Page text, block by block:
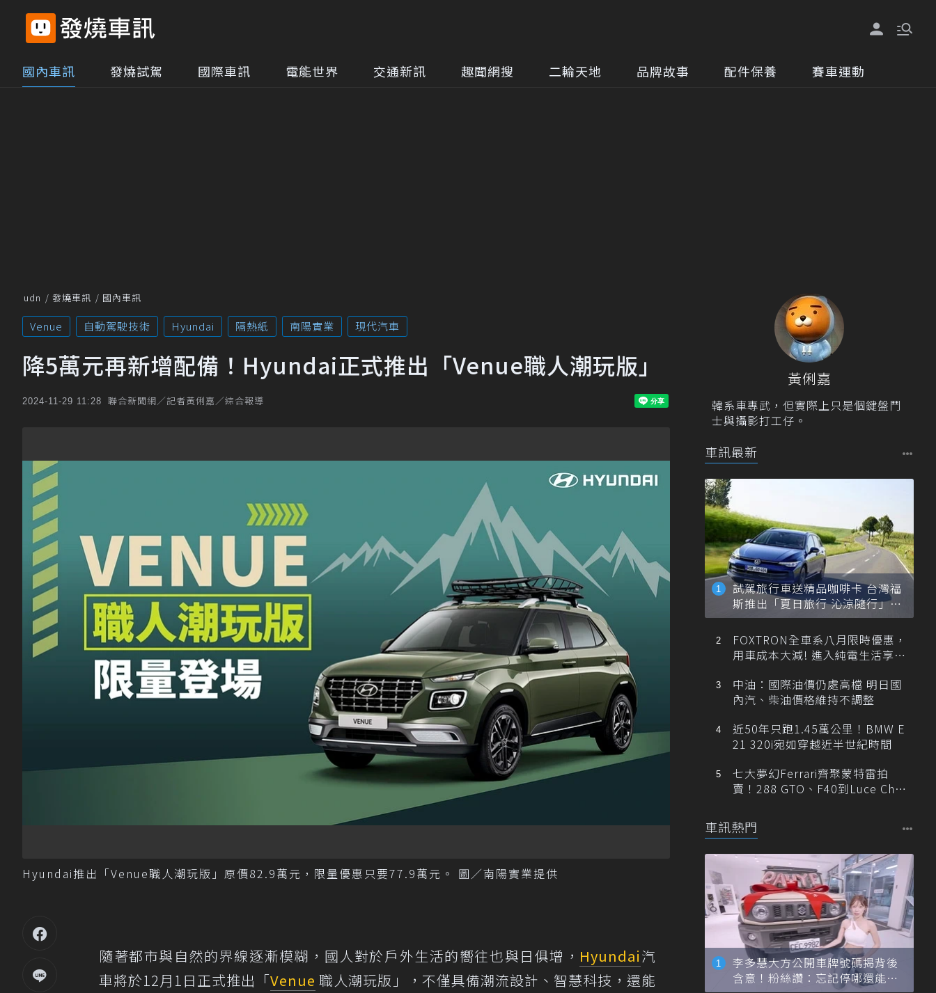
國內車訊 發燒試駕 國際車訊 電能世界 交通新訊 趣聞網搜 二輪天地 品牌故事 配件保養 賽車運動
udn 發燒車訊 國內車訊
Venue 自動駕駛技術 Hyundai 隔熱紙 南陽實業 現代汽車
降5萬元再新增配備！Hyundai正式推出「Venue職人潮玩版」
2024-11-29 11:28 聯合新聞網／記者黃俐嘉／綜合報導
Hyundai推出「Venue職人潮玩版」原價82.9萬元，限量優惠只要77.9萬元。 圖／南陽實業提供
隨著都市與自然的界線逐漸模糊，國人對於戶外生活的嚮往也與日俱增， Hyundai汽
車將於12月1日正式推出「Venue 職人潮玩版」，不僅具備潮流設計、智慧科技，還能
黃俐嘉
韓系車專武，但實際上只是個鍵盤鬥
士與攝影打工仔。
車訊最新
試駕旅行車送精品咖啡卡 台灣福
斯推出「夏日旅行 沁涼隨行」活
動
FOXTRON全車系八月限時優惠，
用車成本大減! 進入純電生活享
中油：國際油價仍處高檔 明日國
內汽、柴油價格維持不調整
近50年只跑1.45萬公里！BMW E
21 320i宛如穿越近半世紀時間
七大夢幻Ferrari齊聚蒙特雷拍
賣！288 GTO、F40到Luce Cha
車訊熱門
李多慧大方公開車牌號碼揭背後
含意！粉絲讚：忘記停哪還能幫